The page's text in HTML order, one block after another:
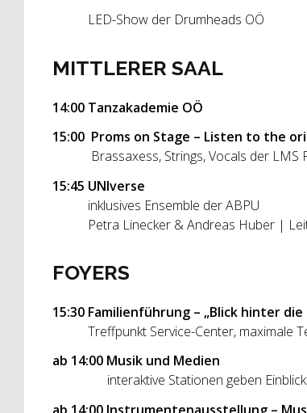
LED-Show der Drumheads OÖ
MITTLERER SAAL
14:00 Tanzakademie OÖ
15:00 Proms on Stage – Listen to the
Brassaxess, Strings, Vocals der LMS
15:45 UNIverse
inklusives Ensemble der ABPU
Petra Linecker & Andreas Huber |
FOYERS
15:30 Familienführung – „Blick hinter die
Treffpunkt Service-Center, maximale
ab 14:00 Musik und Medien
interaktive Stationen geben Einblicke